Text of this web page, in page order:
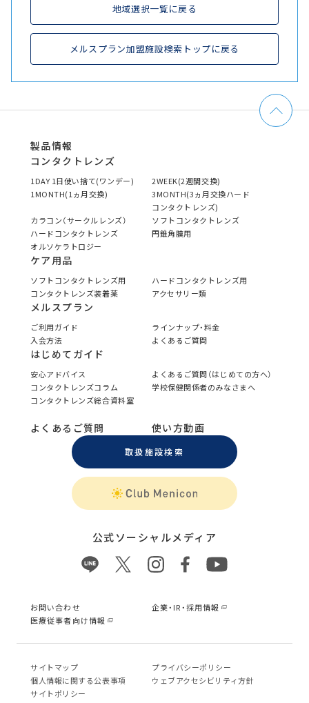
地域選択一覧に戻る
メルスプラン加盟施設検索トップに戻る
製品情報
コンタクトレンズ
1DAY 1日使い捨て(ワンデー)
2WEEK(2週間交換)
1MONTH(1ヵ月交換)
3MONTH(3ヵ月交換ハード
コンタクトレンズ)
カラコン（サークルレンズ）
ソフトコンタクトレンズ
ハードコンタクトレンズ
円錐角膜用
オルソケラトロジー
ケア用品
ソフトコンタクトレンズ用
ハードコンタクトレンズ用
コンタクトレンズ装着薬
アクセサリー類
メルスプラン
ご利用ガイド
ラインナップ・料金
入会方法
よくあるご質問
はじめてガイド
安心アドバイス
よくあるご質問（はじめての方へ）
コンタクトレンズコラム
学校保健関係者のみなさまへ
コンタクトレンズ総合資料室
よくあるご質問 使い方動画
取扱施設検索
公式ソーシャルメディア
お問い合わせ
企業・IR・採用情報
医療従事者向け情報
サイトマップ
プライバシーポリシー
個⼈情報に関する公表事項
ウェブアクセシビリティ方針
サイトポリシー